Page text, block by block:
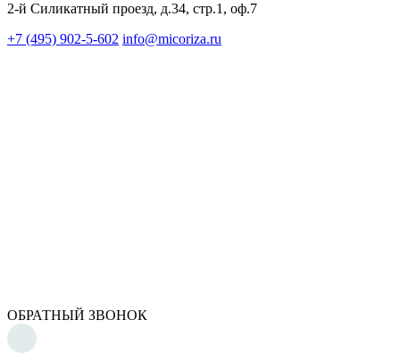
2-й Силикатный проезд, д.34, стр.1, оф.7
+7 (495) 902-5-602 info@micoriza.ru
ОБРАТНЫЙ ЗВОНОК